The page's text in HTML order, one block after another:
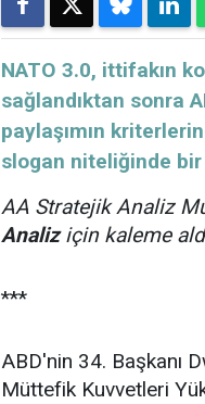
NATO 3.0, ittifakın
sağlandıktan sonra
paylaşımın
slogan niteliğinde
AA Stratejik Analiz
Analiziçin kaleme
***
ABD'nin 34. Başkanı
Müttefik Kuvvetleri